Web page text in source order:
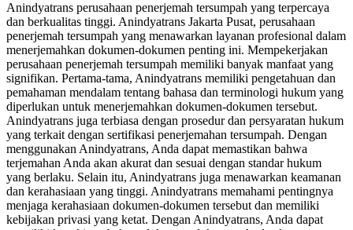
Anindyatrans perusahaan penerjemah tersumpah yang terpercaya
dan berkualitas tinggi. Anindyatrans Jakarta Pusat, perusahaan
penerjemah tersumpah yang menawarkan layanan profesional dalam
menerjemahkan dokumen-dokumen penting ini. Mempekerjakan
perusahaan penerjemah tersumpah memiliki banyak manfaat yang
signifikan. Pertama-tama, Anindyatrans memiliki pengetahuan dan
pemahaman mendalam tentang bahasa dan terminologi hukum yang
diperlukan untuk menerjemahkan dokumen-dokumen tersebut.
Anindyatrans juga terbiasa dengan prosedur dan persyaratan hukum
yang terkait dengan sertifikasi penerjemahan tersumpah. Dengan
menggunakan Anindyatrans, Anda dapat memastikan bahwa
terjemahan Anda akan akurat dan sesuai dengan standar hukum
yang berlaku. Selain itu, Anindyatrans juga menawarkan keamanan
dan kerahasiaan yang tinggi. Anindyatrans memahami pentingnya
menjaga kerahasiaan dokumen-dokumen tersebut dan memiliki
kebijakan privasi yang ketat. Dengan Anindyatrans, Anda dapat